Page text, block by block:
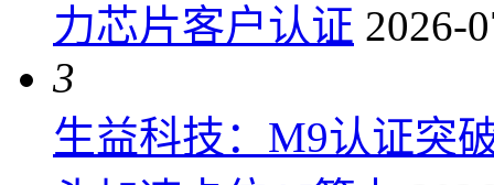
力芯片客户认证 2026-
3
生益科技：M9认证突